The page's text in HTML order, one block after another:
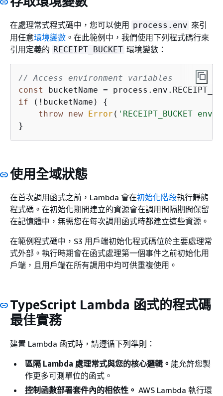
在處理常式程式碼中，您可以使用 process.env 來引
用任意環境變數 。在此範例中，我們使用下列程式碼行來
引用定義的 RECEIPT_BUCKET 環境變數：
// Access environment variables
const
if (!bucketName) {
throw new Error ( 'RECEIPT_BUCKET
}
使用全域狀態
在首次調用函式之前，Lambda 會在初始化階段執行靜態
程式碼。在初始化期間建立的資源會在調用間隔期間保留
在記憶體中，無需您在每次調用函式時都建立這些資源。
在範例程式碼中，S3 用戶端初始化程式碼位於主要處理常
式外部。執行時期會在函式處理第一個事件之前初始化用
戶端，且用戶端在所有調用中均可供重複使用。
TypeScript Lambda 函式的程式碼
最佳實務
建置 Lambda 函式時，請遵循下列準則：
區隔 Lambda 處理常式與您的核心邏輯。 能允許您製
作更多可測單位的函式。
控制函數部署套件內的相依性。 AWS Lambda 執行環